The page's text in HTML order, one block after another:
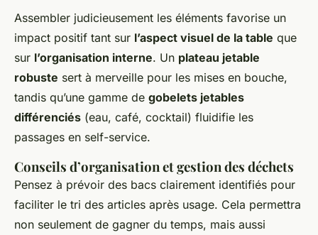
Assembler judicieusement les éléments favorise un
impact positif tant sur l’aspect visuel de la table que
sur l’organisation interne. Un plateau jetable
robuste sert à merveille pour les mises en bouche,
tandis qu’une gamme de gobelets jetables
différenciés (eau, café, cocktail) fluidifie les
passages en self-service.
Conseils d’organisation et gestion des déchets
Pensez à prévoir des bacs clairement identifiés pour
faciliter le tri des articles après usage. Cela permettra
non seulement de gagner du temps, mais aussi